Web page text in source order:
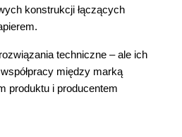
konstrukcji łączących
techniczne – ale ich
między marką
produktu i producentem